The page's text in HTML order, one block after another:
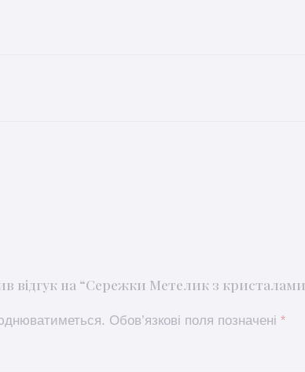
відгук на “Сережки Метелик з
Обов’язкові поля позначені *